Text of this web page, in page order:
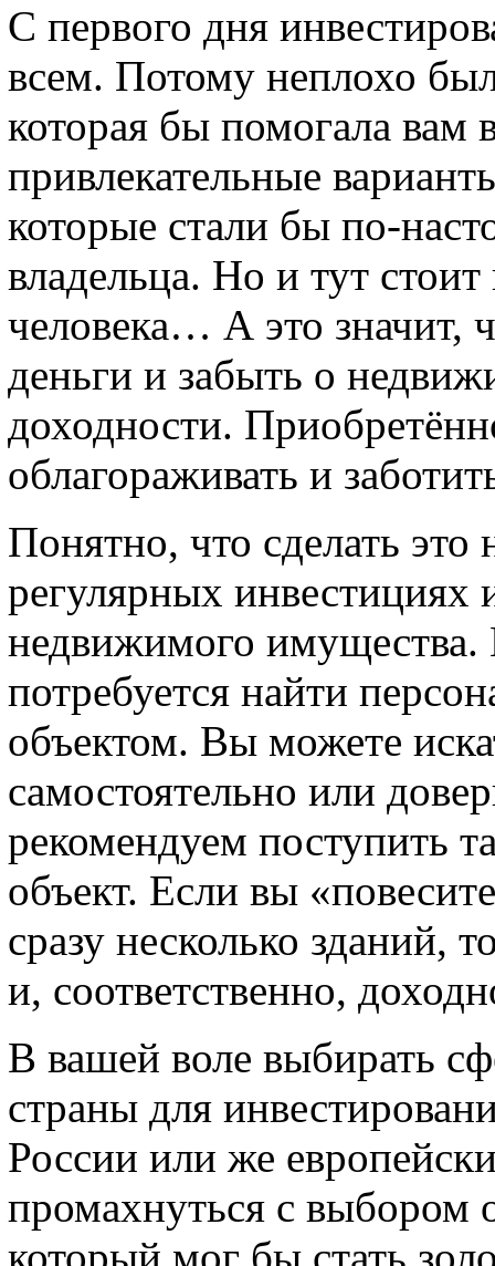
С первого дня
всем. Потому неплохо
которая бы помогала вам
привлекательные
которые стали бы по-
владельца. Но и тут
человека… А это значит,
деньги и забыть о
доходности.
облагораживать и
Понятно, что сделать
регулярных инвестициях
недвижимого имущества.
потребуется найти
объектом. Вы можете
самостоятельно или
рекомендуем поступить
объект. Если вы
сразу несколько зданий,
и, соответственно,
В вашей воле выбирать
страны для
России или же
промахнуться с выбором
который мог бы стать